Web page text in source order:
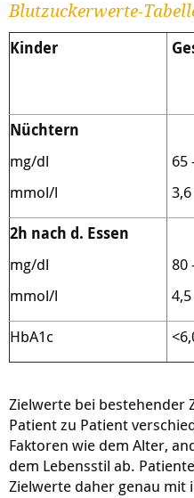
Blutzuckerwerte-
Kinder
Nüchtern
mg/dl
mmol/l
65
2h nach d. Essen
mg/dl
mmol/l
80
HbA1c
Zielwerte bei bestehender
Patient zu Patient
Faktoren wie dem Alter,
dem Lebensstil ab.
Zielwerte daher genau mit